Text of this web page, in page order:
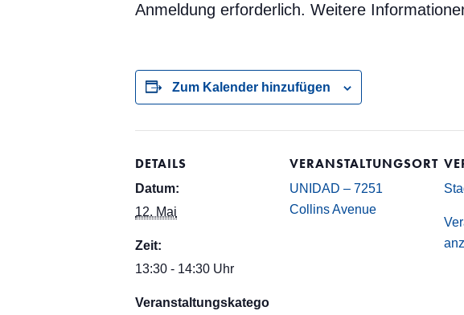
Anmeldung erforderlich. Weitere
Zum Kalender hinzufügen
DETAILS
Datum:
12. Mai
Zeit:
13:30 - 14:30 Uhr
Veranstaltungskatego
VERANSTALTUNGSORT
UNIDAD – 7251
Collins Avenue